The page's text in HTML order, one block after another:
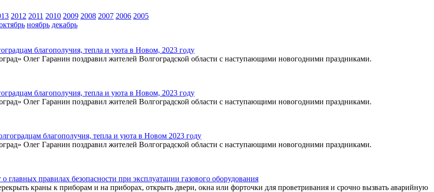
2012 2011 2010 2009 2008 2007 2006 2005
ноябрь декабрь
благополучия, тепла и уюта в Новом, 2023 году
Олег Гаранин поздравил жителей Волгоградской области с наступающими новогодними праздниками.
благополучия, тепла и уюта в Новом, 2023 году
Олег Гаранин поздравил жителей Волгоградской области с наступающими новогодними праздниками.
благополучия, тепла и уюта в Новом 2023 году
Олег Гаранин поздравил жителей Волгоградской области с наступающими новогодними праздниками.
правилах безопасности при эксплуатации газового оборудования
краны к приборам и на приборах, открыть двери, окна или форточки для проветривания и срочно вызвать аварийную